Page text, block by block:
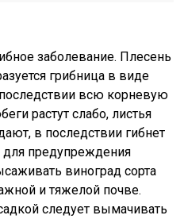
заболевание. Плесень
грибница в виде
всю корневую
растут слабо, листья
в последствии гибнет
предупреждения
виноград сорта
и тяжелой почве.
следует вымачивать